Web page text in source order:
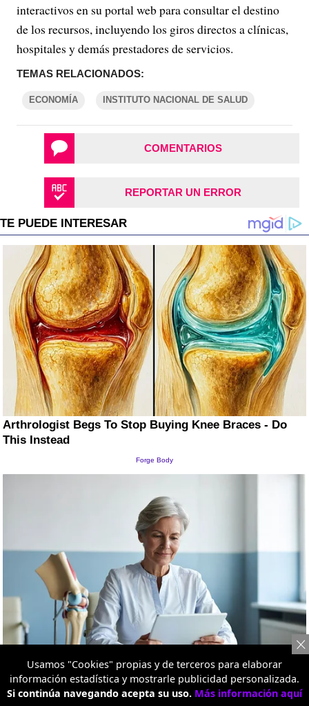
interactivos en su portal web para consultar el destino
de los recursos, incluyendo los giros directos a clínicas,
hospitales y demás prestadores de servicios.
TEMAS RELACIONADOS:
ECONOMÍA INSTITUTO NACIONAL DE SALUD
COMENTARIOS
REPORTAR UN ERROR
Usamos "Cookies" propias y de terceros para elaborar
información estadística y mostrarle publicidad personalizada.
Si continúa navegando acepta su uso. Más información aquí